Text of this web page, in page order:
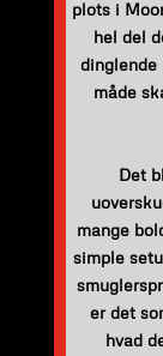
plots i
hel del
dinglende
måde
Det
mange
simple
er det
hvad